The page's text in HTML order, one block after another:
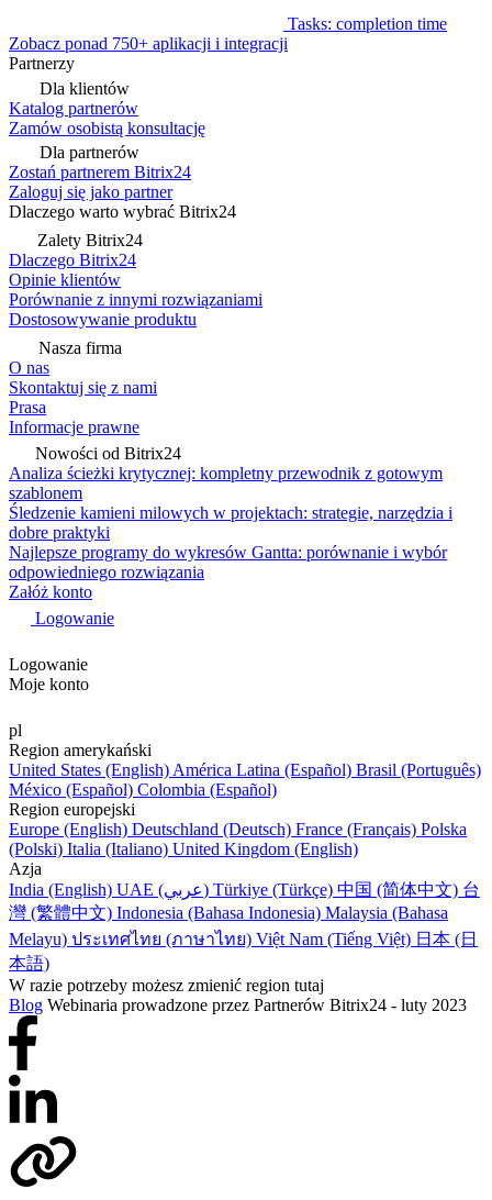
Tasks: completion time
Zobacz ponad 750+ aplikacji i integracji
Partnerzy
Dla klientów
Katalog partnerów
Zamów osobistą konsultację
Dla partnerów
Zostań partnerem Bitrix24
Zaloguj się jako partner
Dlaczego warto wybrać Bitrix24
Zalety Bitrix24
Dlaczego Bitrix24
Opinie klientów
Porównanie z innymi rozwiązaniami
Dostosowywanie produktu
Nasza firma
O nas
Skontaktuj się z nami
Prasa
Informacje prawne
Nowości od Bitrix24
Analiza ścieżki krytycznej: kompletny przewodnik z gotowym
szablonem
Śledzenie kamieni milowych w projektach: strategie, narzędzia i
dobre praktyki
Najlepsze programy do wykresów Gantta: porównanie i wybór
odpowiedniego rozwiązania
Załóż konto
Logowanie
Logowanie
Moje konto
pl
Region amerykański
United States (English) América Latina (Español) Brasil (Português)
México (Español) Colombia (Español)
Region europejski
Europe (English) Deutschland (Deutsch) France (Français) Polska
(Polski) Italia (Italiano) United Kingdom (English)
Azja
India (English)
UAE (عربي) Türkiye (Türkçe) 中国 (简体中文) 台
灣 (繁體中文) Indonesia (Bahasa Indonesia) Malaysia (Bahasa
Melayu) ประเทศไทย (ภาษาไทย) Việt Nam (Tiếng Việt) 日本 (日
本語)
W razie potrzeby możesz zmienić region tutaj
Blog Webinaria prowadzone przez Partnerów Bitrix24 - luty 2023